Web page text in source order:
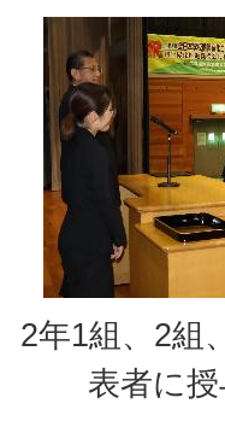
2年1組、2組
表者に